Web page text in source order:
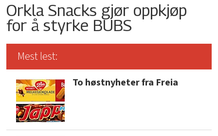
Orkla Snacks gjør oppkjøp
for å styrke BUBS
Mest lest:
To høstnyheter fra Freia